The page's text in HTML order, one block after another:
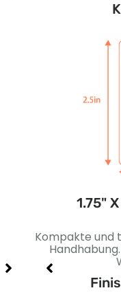
1.75"
Kompakte und